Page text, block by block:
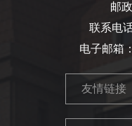
邮
联系电
电子邮箱
友情链接